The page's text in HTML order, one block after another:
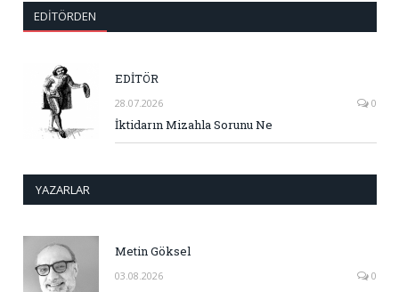
EDITÖRDEN
EDİTÖR
28.07.2026 0
İktidarın Mizahla Sorunu Ne
YAZARLAR
Metin Göksel
03.08.2026 0